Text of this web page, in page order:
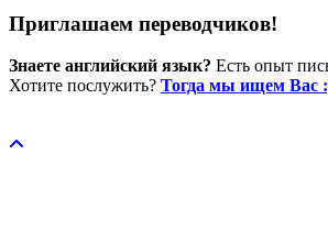
Приглашаем переводчиков!
Знаете английский язык? Есть опыт
Хотите послужить? Тогда мы ищем Вас